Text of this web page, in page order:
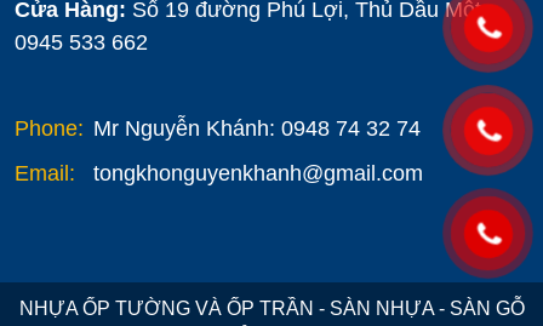
Cửa Hàng: Số 19 đường Phú Lợi, Thủ Dầu Một :
0945 533 662
Phone: Mr Nguyễn Khánh: 0948 74 32 74
Email:
tongkhonguyenkhanh@gmail.com
NHỰA ỐP TƯỜNG VÀ ỐP TRẦN - SÀN NHỰA - SÀN GỖ